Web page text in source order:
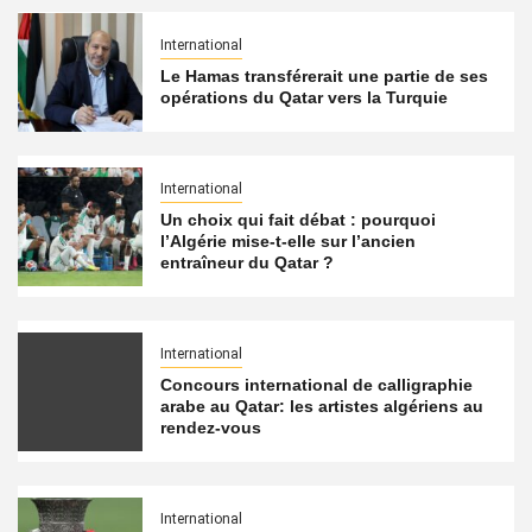
International
Le Hamas transférerait une partie de ses
opérations du Qatar vers la Turquie
International
Un choix qui fait débat : pourquoi
l’Algérie mise-t-elle sur l’ancien
entraîneur du Qatar ?
International
Concours international de calligraphie
arabe au Qatar: les artistes algériens au
rendez-vous
International